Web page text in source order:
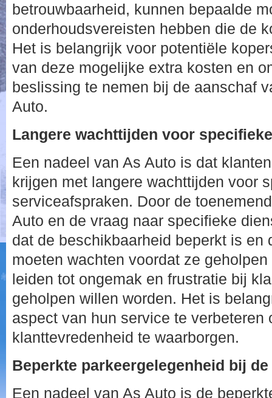
betrouwbaarheid, kunnen bepaalde
onderhoudsvereisten hebben die de
Het is belangrijk voor potentiële
van deze mogelijke extra kosten en
beslissing te nemen bij de aanschaf
Auto.
Langere wachttijden voor
Een nadeel van As Auto is dat
krijgen met langere wachttijden voor
serviceafspraken. Door de
Auto en de vraag naar specifieke
dat de beschikbaarheid beperkt is en
moeten wachten voordat ze
leiden tot ongemak en frustratie bij
geholpen willen worden. Het is
aspect van hun service te verbeteren
klanttevredenheid te waarborgen.
Beperkte parkeergelegenheid bij
Een nadeel van As Auto is de